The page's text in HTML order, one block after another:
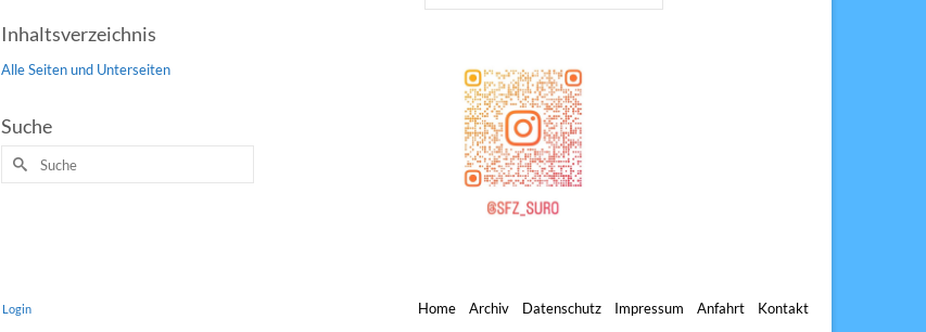
Inhaltsverzeichnis
Alle Seiten und Unterseiten
Suche
Suche
Home Archiv Datenschutz Impressum Anfahrt Kontakt
Login